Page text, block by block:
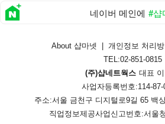
네이버 메인에 #샵
About 샵마넷 개인정보 처리방
TEL:02-851-0815
(주)샵네트웍스 대표
사업자등록번호:114-87-
주소:서울 금천구 디지털로9길 65 백
직업정보제공사업신고번호:서울